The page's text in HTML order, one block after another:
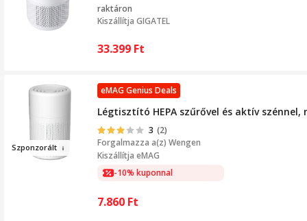
raktáron
Kiszállítja GIGATEL
33.399 Ft
Szponzorált
eMAG Genius Deals
Légtisztító HEPA szűrővel és aktív
3 (2)
Forgalmazza a(z) Wengen
Kiszállítja eMAG
-10% kuponnal
7.860 Ft